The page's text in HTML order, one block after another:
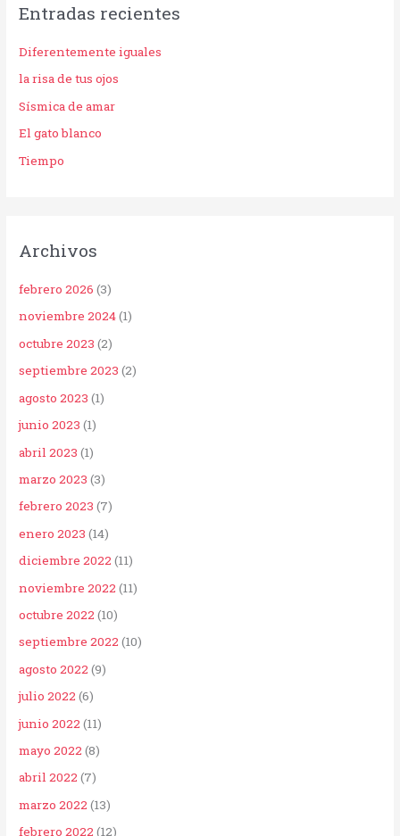
Entradas recientes
Diferentemente iguales
la risa de tus ojos
Sísmica de amar
El gato blanco
Tiempo
Archivos
febrero 2026 (3)
noviembre 2024(1)
octubre 2023 (2)
septiembre 2023 (2)
agosto 2023 (1)
junio 2023 (1)
abril 2023 (1)
marzo 2023 (3)
febrero 2023 (7)
enero 2023 (14)
diciembre 2022 (11)
noviembre 2022 (11)
octubre 2022 (10)
septiembre 2022 (10)
agosto 2022 (9)
julio 2022 (6)
junio 2022 (11)
mayo 2022 (8)
abril 2022 (7)
marzo 2022 (13)
febrero 2022 (12)